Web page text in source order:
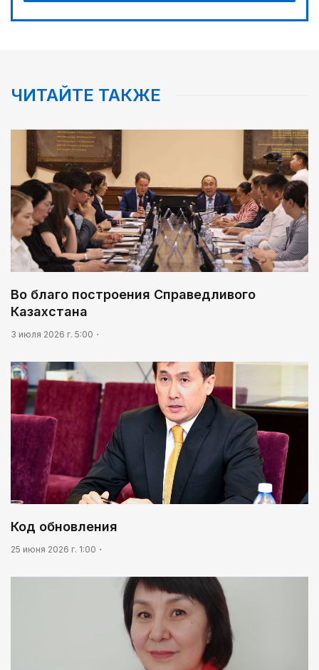
ЧИТАЙТЕ ТАКЖЕ
Во благо построения Справедливого
Казахстана
3 июля 2026 г. 5:00
Код обновления
25 июня 2026 г. 1:00